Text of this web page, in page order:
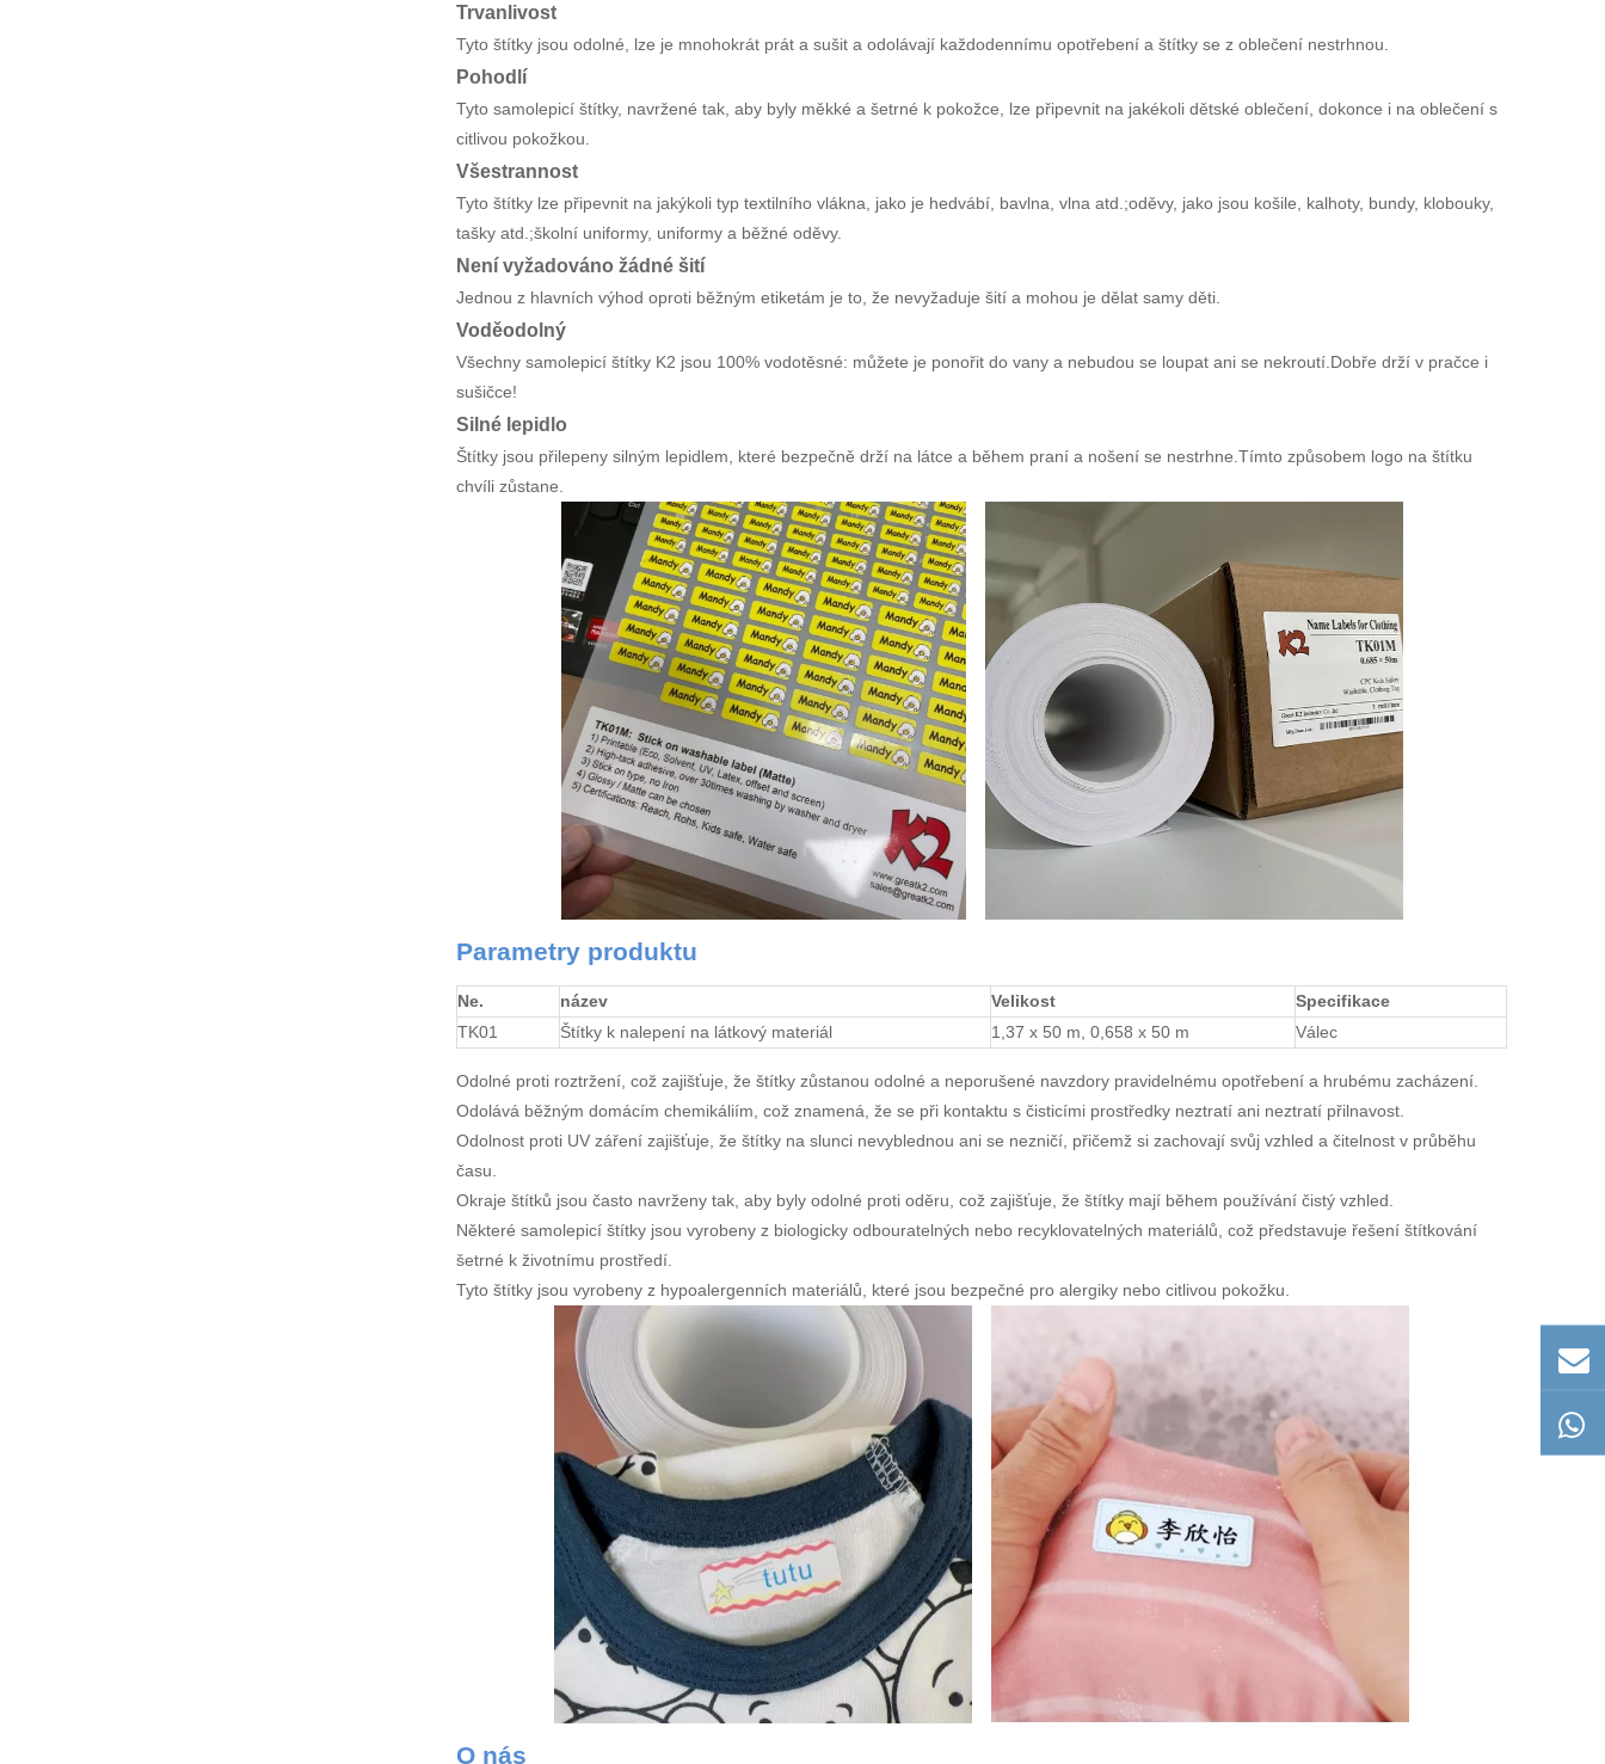
Trvanlivost
Tyto štítky jsou odolné, lze je mnohokrát prát a sušit a odolávají každodennímu opotřebení a štítky se z oblečení nestrhnou.
Pohodlí
Tyto samolepicí štítky, navržené tak, aby byly měkké a šetrné k pokožce, lze připevnit na jakékoli dětské oblečení, dokonce i na oblečení s
citlivou pokožkou.
Všestrannost
Tyto štítky lze připevnit na jakýkoli typ textilního vlákna, jako je hedvábí, bavlna, vlna atd.;oděvy, jako jsou košile, kalhoty, bundy, klobouky,
tašky atd.;školní uniformy, uniformy a běžné oděvy.
Není vyžadováno žádné šití
Jednou z hlavních výhod oproti běžným etiketám je to, že nevyžaduje šití a mohou je dělat samy děti.
Voděodolný
Všechny samolepicí štítky K2 jsou 100% vodotěsné: můžete je ponořit do vany a nebudou se loupat ani se nekroutí.Dobře drží v pračce i
sušičce!
Silné lepidlo
Štítky jsou přilepeny silným lepidlem, které bezpečně drží na látce a během praní a nošení se nestrhne.Tímto způsobem logo na štítku
chvíli zůstane.
Parametry produktu
Ne. název Velikost
Specifikace
TK01
Štítky k nalepení na látkový materiál 1,37 x 50 m, 0,658 x 50 m Válec
Odolné proti roztržení, což zajišťuje, že štítky zůstanou odolné a neporušené navzdory pravidelnému opotřebení a hrubému zacházení.
Odolává běžným domácím chemikáliím, což znamená, že se při kontaktu s čisticími prostředky neztratí ani neztratí přilnavost.
Odolnost proti UV záření zajišťuje, že štítky na slunci nevyblednou ani se nezničí, přičemž si zachovají svůj vzhled a čitelnost v průběhu
času.
Okraje štítků jsou často navrženy tak, aby byly odolné proti oděru, což zajišťuje, že štítky mají během používání čistý vzhled.
Některé samolepicí štítky jsou vyrobeny z biologicky odbouratelných nebo recyklovatelných materiálů, což představuje řešení štítkování
šetrné k životnímu prostředí.
Tyto štítky jsou vyrobeny z hypoalergenních materiálů, které jsou bezpečné pro alergiky nebo citlivou pokožku.
O nás